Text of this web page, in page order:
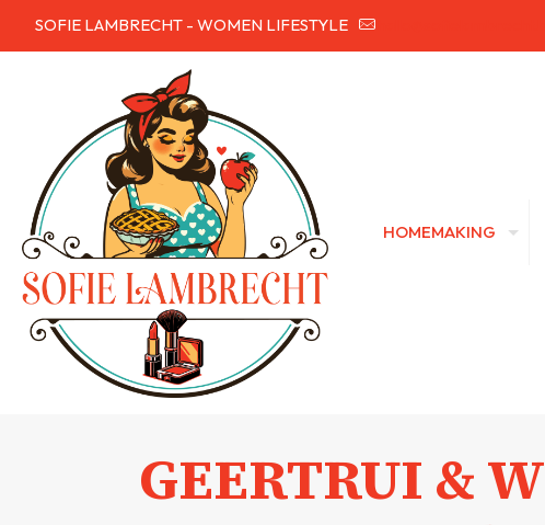
SOFIE LAMBRECHT - WOMEN LIFESTYLE
HOMEMAKING
GEERTRUI &